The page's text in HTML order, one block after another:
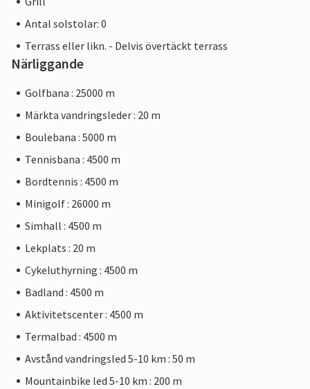
Antal solstolar: 0
Terrass eller likn. - Delvis övertäckt terrass
Närliggande
Golfbana : 25000 m
Märkta vandringsleder : 20 m
Boulebana : 5000 m
Tennisbana : 4500 m
Bordtennis : 4500 m
Minigolf : 26000 m
Simhall : 4500 m
Lekplats : 20 m
Cykeluthyrning : 4500 m
Badland : 4500 m
Aktivitetscenter : 4500 m
Termalbad : 4500 m
Avstånd vandringsled 5-10 km : 50 m
Mountainbike led 5-10 km : 200 m